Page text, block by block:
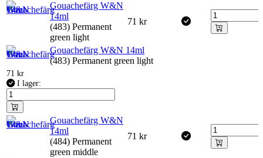
Gouachefärg W&N
14ml
(483) Permanent
green light
71 kr
Gouachefärg W&N 14ml
(483) Permanent green light
71 kr
I lager:
Gouachefärg W&N
14ml
(484) Permanent
green middle
71 kr